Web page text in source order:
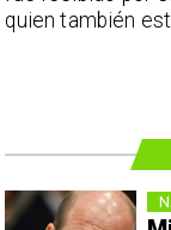
quien también